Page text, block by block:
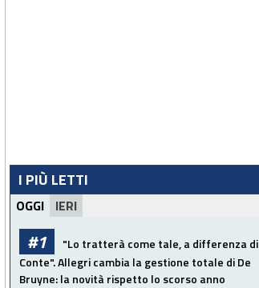
I PIÙ LETTI
OGGI IERI
#1
"Lo tratterà come tale, a differenza di
Conte". Allegri cambia la gestione totale di De
Bruyne: la novità rispetto lo scorso anno